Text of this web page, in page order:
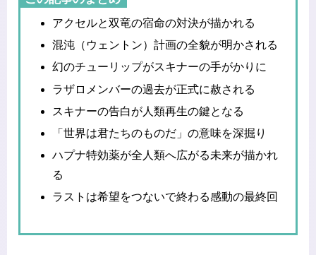
アクセルと双竜の宿命の対決が描かれる
混沌（ウェントン）計画の全貌が明かされる
幻のチューリップがスキナーの手がかりに
ラザロメンバーの過去が正式に赦される
スキナーの告白が人類再生の鍵となる
「世界は君たちのものだ」の意味を深掘り
ハプナ特効薬が全人類へ広がる未来が描かれ
る
ラストは希望をつないで終わる感動の最終回